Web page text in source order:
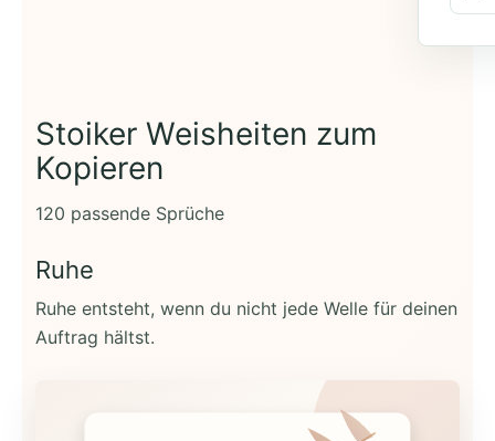
Stoiker Weisheiten zum
Kopieren
120 passende Sprüche
Ruhe
Ruhe entsteht, wenn du nicht jede Welle für deinen
Auftrag hältst.